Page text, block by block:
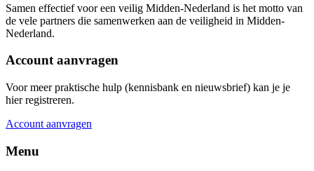
Samen effectief voor een veilig Midden-Nederland is het motto van
de vele partners die samenwerken aan de veiligheid in Midden-
Nederland.
Account aanvragen
Voor meer praktische hulp (kennisbank en nieuwsbrief) kan je je
hier registreren.
Account aanvragen
Menu